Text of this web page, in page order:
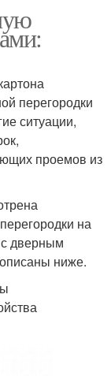
перегородки
ситуации,
проемов из
на
с дверным
ниже.